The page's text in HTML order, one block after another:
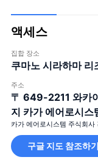
액세스
집합 장소
쿠마노 시라하마 리
주소
〒 649-2211 와카
지 카가 에어로시스
카가 에어로시스템 주식회사
구글 지도 참조하기